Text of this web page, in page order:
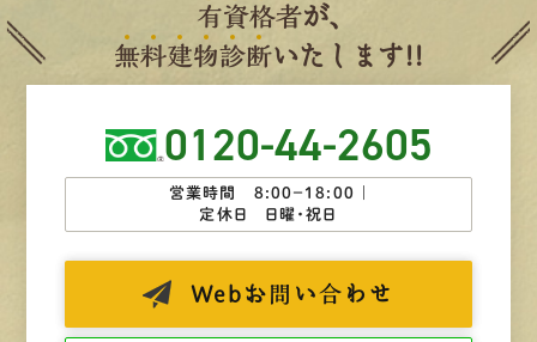
有資格者が、
無料建物診断いたします!!
0120-44-2605
営業時間 8:00−18:00 ｜
定休日 日曜・祝日
Web お問い合わせ